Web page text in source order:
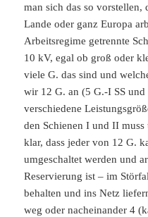
man sich das so vorstellen,
Lande oder ganz Europa
Arbeitsregime getrennte
10 kV, egal ob groß oder
viele G. das sind und
wir 12 G. an (5 G.-I SS
verschiedene
den Schienen I und II
klar, dass jeder von 12 G.
umgeschaltet werden und
Reservierung ist – im
behalten und ins Netz
weg oder nacheinander 4